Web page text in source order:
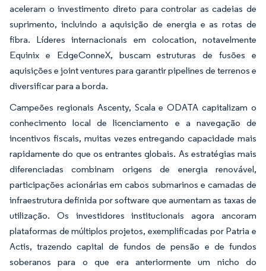
aceleram o investimento direto para controlar as cadeias de
suprimento, incluindo a aquisição de energia e as rotas de
fibra. Líderes internacionais em colocation, notavelmente
Equinix e EdgeConneX, buscam estruturas de fusões e
aquisições e joint ventures para garantir pipelines de terrenos e
diversificar para a borda.
Campeões regionais Ascenty, Scala e ODATA capitalizam o
conhecimento local de licenciamento e a navegação de
incentivos fiscais, muitas vezes entregando capacidade mais
rapidamente do que os entrantes globais. As estratégias mais
diferenciadas combinam origens de energia renovável,
participações acionárias em cabos submarinos e camadas de
infraestrutura definida por software que aumentam as taxas de
utilização. Os investidores institucionais agora ancoram
plataformas de múltiplos projetos, exemplificadas por Patria e
Actis, trazendo capital de fundos de pensão e de fundos
soberanos para o que era anteriormente um nicho do